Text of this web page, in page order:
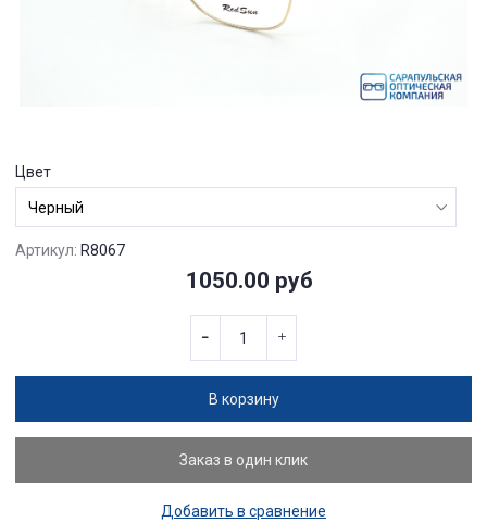
Цвет
Артикул: R8067
1050.00 руб
В корзину
Заказ в один клик
Добавить в сравнение